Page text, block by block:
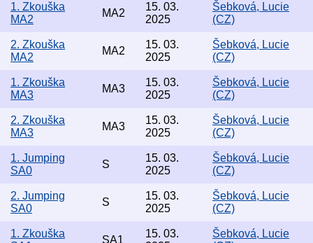
1. Zkouška
MA2
MA2
15. 03.
2025
Šebková, Lucie
(CZ)
2. Zkouška
MA2
MA2
15. 03.
2025
Šebková, Lucie
(CZ)
1. Zkouška
MA3
MA3
15. 03.
2025
Šebková, Lucie
(CZ)
2. Zkouška
MA3
MA3
15. 03.
2025
Šebková, Lucie
(CZ)
1. Jumping
SA0
S
15. 03.
2025
Šebková, Lucie
(CZ)
2. Jumping
SA0
S
15. 03.
2025
Šebková, Lucie
(CZ)
1. Zkouška
SA1
15. 03.
Šebková, Lucie